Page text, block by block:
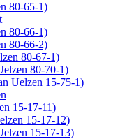
80-65-1)
80-66-1)
80-66-2)
80-67-1)
80-70-1)
Uelzen 15-75-1)
15-17-11)
15-17-12)
15-17-13)